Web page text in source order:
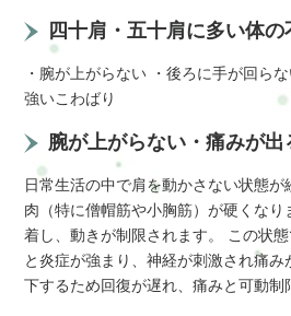
四十肩・五十肩に多い体の
・腕が上がらない ・後ろに手が回ら
強いこわばり
腕が上がらない・痛みが出
日常生活の中で肩を動かさない状態
肉（特に僧帽筋や小胸筋）が硬くなり
着し、動きが制限されます。 この状
と炎症が強まり、神経が刺激され痛
下するため回復が遅れ、痛みと可動制